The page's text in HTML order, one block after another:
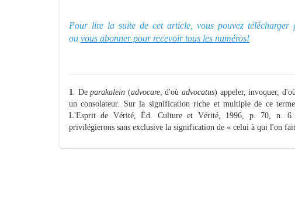
Pour lire la suite de cet article, vous pouvez
ou vous abonner pour recevoir tous les numéros!
1. Deparakalein (advocare, d'oùadvocatus) appeler, invoquer,
un consolateur. Sur la signification riche et multiple de ce
L'Esprit de Vérité, Éd. Culture et Vérité, 1996, p. 70, n. 6
privilégierons sans exclusive la signification de « celui à qui l'on